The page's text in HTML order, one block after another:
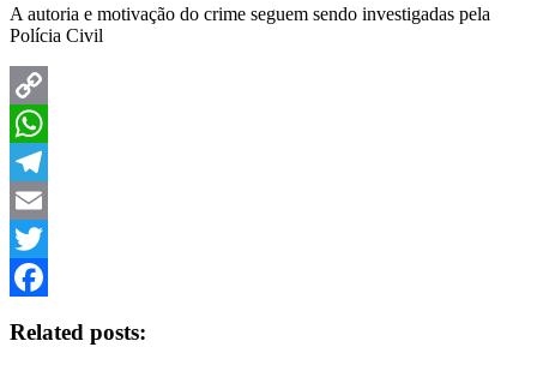
A autoria e motivação do crime seguem sendo investigadas pela
Polícia Civil
Copy
Link
WhatsApp
Telegram
Email
Twitter
Related posts: